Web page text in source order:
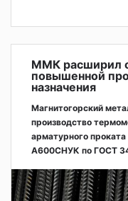
ММК расширил
повышенной
назначения
Магнитогорский
производство
арматурного
А600СНУК по ГОСТ